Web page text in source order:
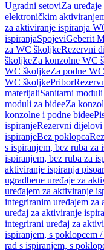
Ugradni setoviZa
elektroničkim
za aktiviranje ispiranja
ispiranjaSpojeviGeberit
za WC školjkeRezervni
školjkeZa konzolne WC
WC školjkeZa podne
WC školjkePribor
materijaliSanitarni
moduli za bideeZa
konzolne i podne bidee
ispiranjeRezervni dijelovi
ispiranjeBez poklopca
s ispiranjem, bez ruba za
ispiranjem, bez ruba za
aktiviranje ispiranja
ugradbene uređaje za
uređajem za aktiviranje
integriranim uređajem za
uređaj za aktiviranje
integrirani uređaj za
ispiranjem, s poklopcem
rad s ispiranjem, s